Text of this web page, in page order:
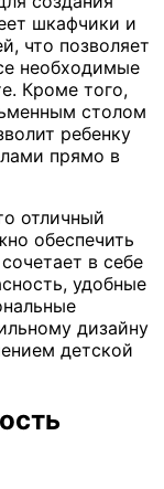
шкафчики и
что позволяет
необходимые
Кроме того,
столом
ребенку
прямо в
отличный
обеспечить
в себе
удобные
дизайну
детской